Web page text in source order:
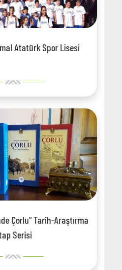
Atatürk Spor Lisesi
Çorlu" Tarih-Araştırma
Serisi